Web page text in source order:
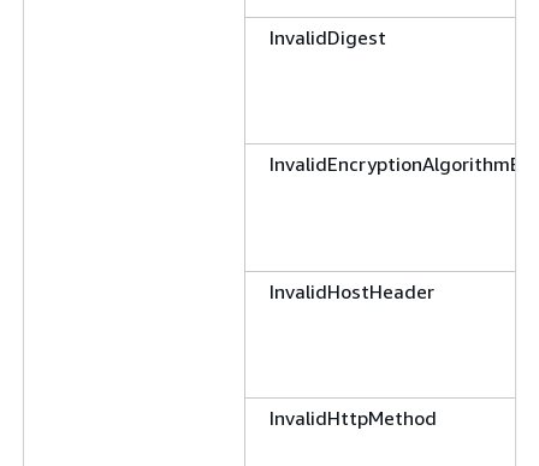
InvalidDigest
InvalidHostHeader
InvalidHttpMethod